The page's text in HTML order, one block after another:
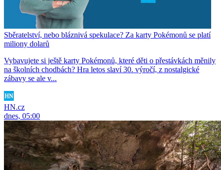
Sběratelství, nebo bláznivá spekulace? Za karty Pokémonů se platí
miliony dolarů
Vybavujete si ještě karty Pokémonů, které děti o přestávkách měnily
na školních chodbách? Hra letos slaví 30. výročí, z nostalgické
zábavy se ale v...
HN.cz
dnes, 05:00